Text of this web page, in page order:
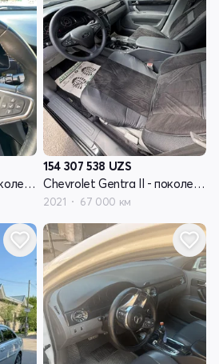
Chevrolet Gentra II - поколение
154 307 538 UZS
Chevrolet Gentra II - поколение
2021 67 000 км